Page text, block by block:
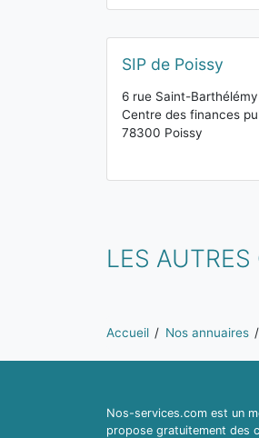
SIP de Poissy
6 rue Saint-Barthélémy
Centre des finances
78300 Poissy
LES
Vous êtes ici:
Accueil Nos annuaires
Nos-services.com est un
propose gratuitement des